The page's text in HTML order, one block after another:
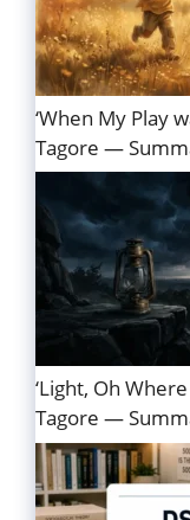
‘When My Play
Tagore —
‘Light, Oh
Tagore —